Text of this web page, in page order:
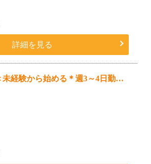
詳細を見る
【豊島区役所】＜未経験から始める＊週3～4日勤務＞証明書発行窓口スタッフ募集★交通費全額支給★